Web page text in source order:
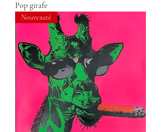
Pop girafe
Nouveauté